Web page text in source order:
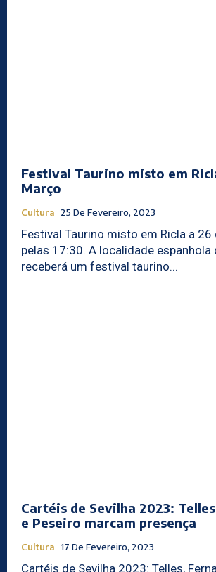
Festival Taurino misto em
Março
Cultura 25 De Fevereiro, 2023
Festival Taurino misto em Ricla a 26
pelas 17:30. A localidade espanhola de Rica
receberá um festival taurino...
Cartéis de Sevilha 2023:
e Peseiro marcam presença
Cultura 17 De Fevereiro, 2023
Cartéis de Sevilha 2023: Telles,